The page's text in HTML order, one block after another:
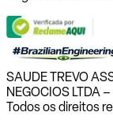
SAUDE TREVO
NEGOCIOS LTDA
Todos os direitos